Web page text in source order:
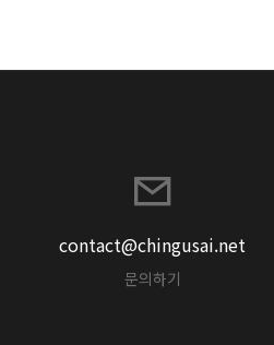
contact@chingusai.net
문의하기